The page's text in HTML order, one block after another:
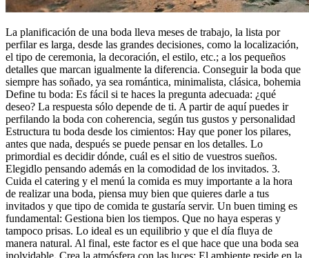
La planificación de una boda lleva meses de trabajo, la lista por
perfilar es larga, desde las grandes decisiones, como la localización,
el tipo de ceremonia, la decoración, el estilo, etc.; a los pequeños
detalles que marcan igualmente la diferencia. Conseguir la boda que
siempre has soñado, ya sea romántica, minimalista, clásica, bohemia
Define tu boda: Es fácil si te haces la pregunta adecuada: ¿qué
deseo? La respuesta sólo depende de ti. A partir de aquí puedes ir
perfilando la boda con coherencia, según tus gustos y personalidad
Estructura tu boda desde los cimientos: Hay que poner los pilares,
antes que nada, después se puede pensar en los detalles. Lo
primordial es decidir dónde, cuál es el sitio de vuestros sueños.
Elegidlo pensando además en la comodidad de los invitados. 3.
Cuida el catering y el menú la comida es muy importante a la hora
de realizar una boda, piensa muy bien que quieres darle a tus
invitados y que tipo de comida te gustaría servir. Un buen timing es
fundamental: Gestiona bien los tiempos. Que no haya esperas y
tampoco prisas. Lo ideal es un equilibrio y que el día fluya de
manera natural. Al final, este factor es el que hace que una boda sea